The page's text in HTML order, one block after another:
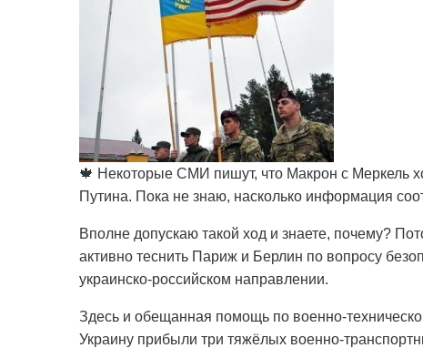
🍁 Некоторые СМИ пишут, что Макрон с Меркель
Путина. Пока не знаю, насколько информация
Вполне допускаю такой ход и знаете, почему?
активно теснить Париж и Берлин по вопросу
украинско-российском направлении.
Здесь и обещанная помощь по военно-
Украину прибыли три тяжёлых военно-